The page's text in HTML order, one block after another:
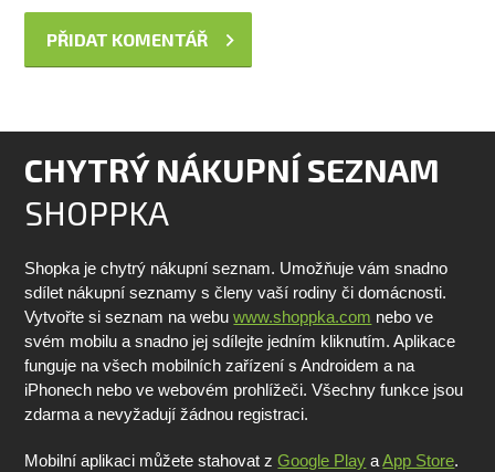
CHYTRÝ NÁKUPNÍ SEZNAM
SHOPPKA
Shopka je chytrý nákupní seznam. Umožňuje vám snadno
sdílet nákupní seznamy s členy vaší rodiny či domácnosti.
Vytvořte si seznam na webuwww.shoppka.com nebo ve
svém mobilu a snadno jej sdílejte jedním kliknutím. Aplikace
funguje na všech mobilních zařízení s Androidem a na
iPhonech nebo ve webovém prohlížeči. Všechny funkce jsou
zdarma a nevyžadují žádnou registraci.
Mobilní aplikaci můžete stahovat zGoogle Play aApp Store.